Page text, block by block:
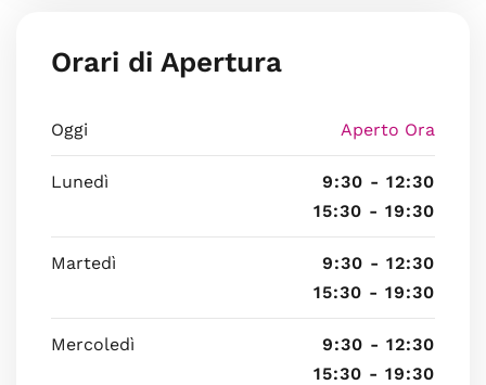
Orari di Apertura
Oggi Aperto Ora
Lunedì
9:30 - 12:30
15:30 - 19:30
Martedì
9:30 - 12:30
15:30 - 19:30
Mercoledì
9:30 - 12:30
15:30 - 19:30